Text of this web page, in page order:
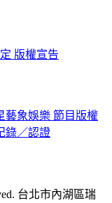
版權宣告
藝象娛樂 節目版權
錄／認證
台北市內湖區瑞